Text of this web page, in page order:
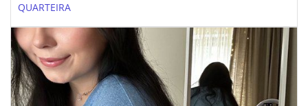
QUARTEIRA